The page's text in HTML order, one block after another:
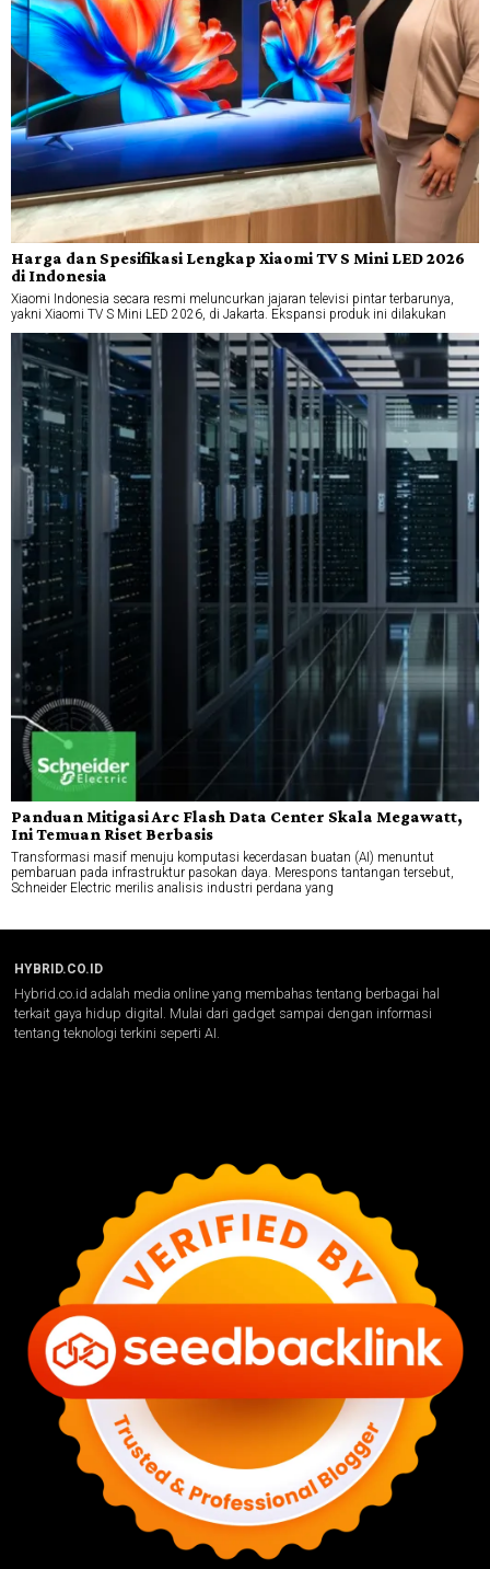
Harga dan Spesifikasi Lengkap Xiaomi TV S Mini LED 2026
di Indonesia
Xiaomi Indonesia secara resmi meluncurkan jajaran televisi pintar terbarunya,
yakni Xiaomi TV S Mini LED 2026, di Jakarta. Ekspansi produk ini dilakukan
Panduan Mitigasi Arc Flash Data Center Skala Megawatt,
Ini Temuan Riset Berbasis
Transformasi masif menuju komputasi kecerdasan buatan (AI) menuntut
pembaruan pada infrastruktur pasokan daya. Merespons tantangan tersebut,
Schneider Electric merilis analisis industri perdana yang
HYBRID.CO.ID
Hybrid.co.id adalah media online yang membahas tentang berbagai hal
terkait gaya hidup digital. Mulai dari gadget sampai dengan informasi
tentang teknologi terkini seperti AI.